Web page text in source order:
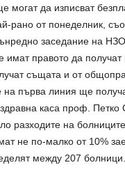
да изписват
рано от понеделник,
заседание на
имат правото да
същата и от
първа линия ще
каса проф. Петко
разходите на
не по-малко от 10%
между 207 болници.